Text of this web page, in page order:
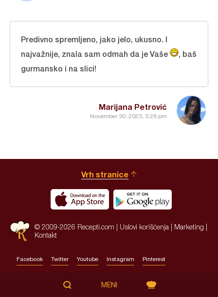
Marijana Petrović
November 30, 2023, 3:28 pm
Predivno spremljeno, jako jelo, ukusno. I
najvažnije, znala sam odmah da je Vaše
, baš
gurmansko i na slici!
Vrh stranice
© 2009-2026 Recepti.com | Uslovi korišćenja Marketing
Kontakt
Facebook Twitter Youtube Instagram Pinterest